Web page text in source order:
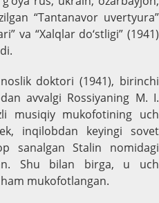
“Tantanavor uvertyura”
va “Xalqlar do‘stligi” (1941)
doktori (1941), birinchi
avvalgi Rossiyaning M. I.
musiqiy mukofotining uch
inqilobdan keyingi sovet
sanalgan Stalin nomidagi
Shu bilan birga, u uch
mukofotlangan.